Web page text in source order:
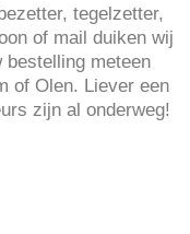
tegelzetter,
of mail duiken wij
bestelling meteen
of Olen. Liever een
zijn al onderweg!